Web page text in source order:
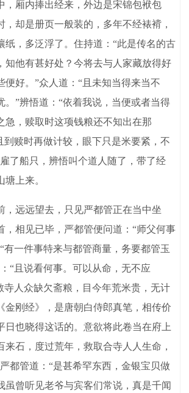
厢内捧出经来，外边是宋锦包袱包
，却是册页一般装的，多年不经裱褙，
纸，多泛浮了。住持道：“此是传名的古
知他有甚好处？今将去与人家藏放得好
便好。”众人道：“且未知当得来当不
。”辨悟道：“依着我说，当便或者当得
急，赎取时这项钱粮还不知出在那
到赎时再做计较，眼下只是米要紧，不
了船只，辨悟叫个道人随了，带了经
上来。
远远望去，只见严都管正在当中坐
，相见已毕，严都管便问道：“师父何事
有一件事特来与都管商量，务要都管玉
“且说看何事。可以从命，无不应
寺人众缺欠斋粮，目今年荒米贵，无计
金刚经》，是唐朝白侍郎真笔，相传价
日也晓得这话的。意欲将此卷当在府上
来石，度过荒年，救取合寺人人生命，
都管道：“是甚希罕东西，金银宝贝做
虽曾听见老爷与宾客们常说，真是千闻